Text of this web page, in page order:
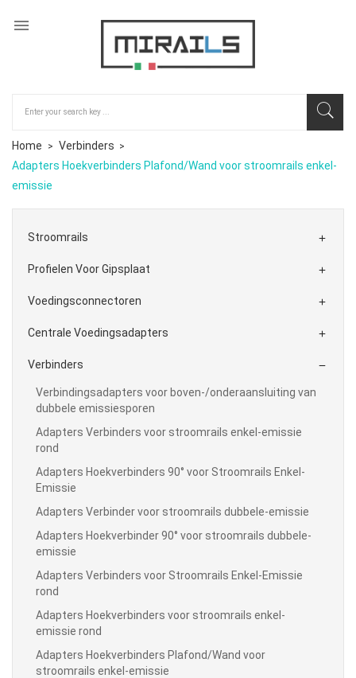

Home
Verbinders
Adapters Hoekverbinders Plafond/Wand voor stroomrails enkel-
emissie
Stroomrails 
Profielen Voor Gipsplaat 
Voedingsconnectoren 
Centrale Voedingsadapters 
Verbinders 
Verbindingsadapters voor boven-/onderaansluiting van
dubbele emissiesporen
Adapters Verbinders voor stroomrails enkel-emissie
rond
Adapters Hoekverbinders 90° voor Stroomrails Enkel-
Emissie
Adapters Verbinder voor stroomrails dubbele-emissie
Adapters Hoekverbinder 90° voor stroomrails dubbele-
emissie
Adapters Verbinders voor Stroomrails Enkel-Emissie
rond
Adapters Hoekverbinders voor stroomrails enkel-
emissie rond
Adapters Hoekverbinders Plafond/Wand voor
stroomrails enkel-emissie